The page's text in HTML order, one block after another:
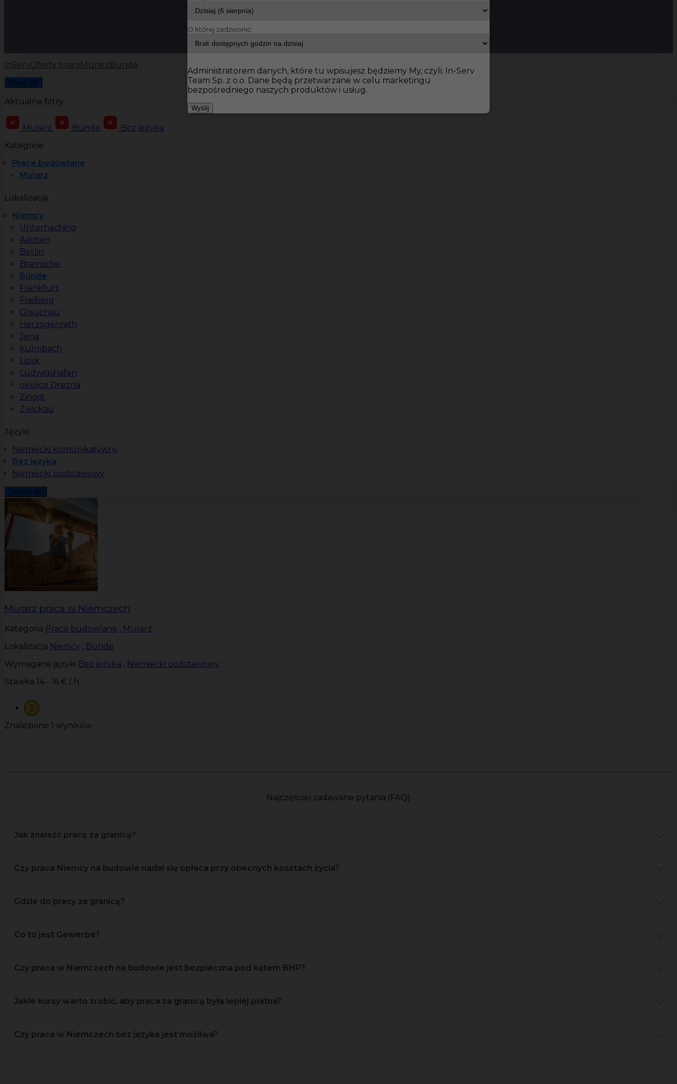
InServOferty pracy Murarz Bünde
Pokaż filtr
Aktualne filtry
Murarz Bünde
Bez języka
Kategorie
Prace budowlane
Murarz
Lokalizacja
Niemcy
Unterhaching
Aachen
Berlin
Bramsche
Bünde
Frankfurt
Freiberg
Glauchau
Herzogenrath
Jena
Kulmbach
Lipsk
Ludwigshafen
okolice Drezna
Zingst
Zwickau
Języki
Niemiecki komunikatywny
Bez języka
Niemiecki podstawowy
Zamknij filtr
Murarz praca w Niemczech
Kategoria Prace budowlane , Murarz
Lokalizacja Niemcy , Bünde
Wymagane języki Bez języka , Niemiecki podstawowy
Stawka 14 - 16 € / h
1
Znaleziono 1 wyników
Najczęściej zadawane pytania (FAQ)
Jak znaleźć pracę za granicą?
Czy praca Niemcy na budowie nadal się opłaca przy obecnych kosztach życia?
Gdzie do pracy za granicę?
Co to jest Gewerbe?
Czy praca w Niemczech na budowie jest bezpieczna pod kątem BHP?
Jakie kursy warto zrobić, aby praca za granicą była lepiej płatna?
Czy praca w Niemczech bez języka jest możliwa?
O której zadzwonić:
Administratorem danych, które tu wpisujesz będziemy My, czyli: In-Serv
Team Sp. z o.o. Dane będą przetwarzane w celu marketingu
bezpośredniego naszych produktów i usług.
Wyślij